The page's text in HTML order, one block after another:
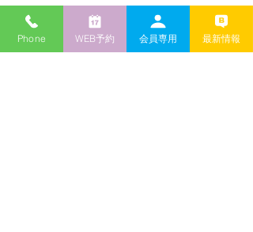
Phone WEB予約 会員専用 最新情報